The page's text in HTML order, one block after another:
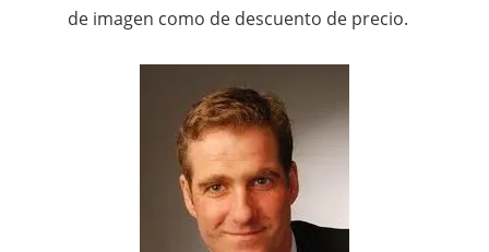
de imagen como de descuento de precio.